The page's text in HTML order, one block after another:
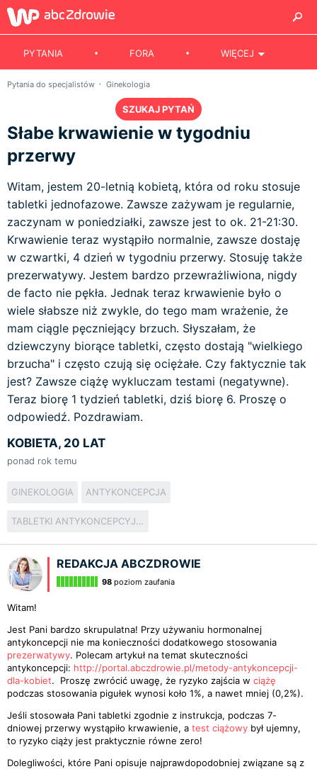
PYTANIA FORA WIĘCEJ
Pytania do specjalistów Ginekologia
SZUKAJ PYTAŃ
Słabe krwawienie w tygodniu
przerwy
Witam, jestem 20-letnią kobietą, która od roku stosuje
tabletki jednofazowe. Zawsze zażywam je regularnie,
zaczynam w poniedziałki, zawsze jest to ok. 21-21:30.
Krwawienie teraz wystąpiło normalnie, zawsze dostaję
w czwartki, 4 dzień w tygodniu przerwy. Stosuję także
prezerwatywy. Jestem bardzo przewrażliwiona, nigdy
de facto nie pękła. Jednak teraz krwawienie było o
wiele słabsze niż zwykle, do tego mam wrażenie, że
mam ciągle pęczniejący brzuch. Słyszałam, że
dziewczyny biorące tabletki, często dostają "wielkiego
brzucha" i często czują się ociężałe. Czy faktycznie tak
jest? Zawsze ciążę wykluczam testami (negatywne).
Teraz biorę 1 tydzień tabletki, dziś biorę 6. Proszę o
odpowiedź. Pozdrawiam.
KOBIETA, 20 LAT
ponad rok temu
GINEKOLOGIA ANTYKONCEPCJA
TABLETKI ANTYKONCEPCYJNE
REDAKCJA ABCZDROWIE
98 poziom zaufania
Witam!
Jest Pani bardzo skrupulatna! Przy używaniu hormonalnej
antykoncepcji nie ma konieczności dodatkowego stosowania
prezerwatywy. Polecam artykuł na temat skuteczności
antykoncepcji: http://portal.abczdrowie.pl/metody-antykoncepcji-
dla-kobiet. Proszę zwrócić uwagę, że ryzyko zajścia w ciążę
podczas stosowania pigułek wynosi koło 1%, a nawet mniej (0,2%).
Jeśli stosowała Pani tabletki zgodnie z instrukcja, podczas 7-
dniowej przerwy wystąpiło krwawienie, a test ciążowy był ujemny,
to ryzyko ciąży jest praktycznie równe zero!
Dolegliwości, które Pani opisuje najprawdopodobniej związane są z